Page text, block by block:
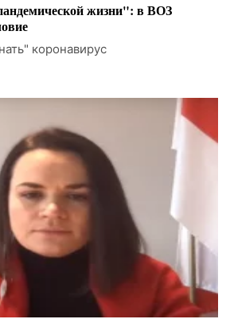
жизни": в ВОЗ
коронавирус